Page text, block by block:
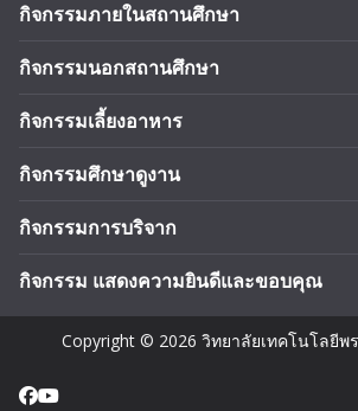
กิจกรรมภายในสถานศึกษา
กิจกรรมนอกสถานศึกษา
กิจกรรมเลี้ยงอาหาร
กิจกรรมศึกษาดูงาน
กิจกรรมการบริจาก
กิจกรรม แสดงความยินดีและขอบคุณ
Copyright © 2026 วิทยาลัยเทคโนโลยีพ